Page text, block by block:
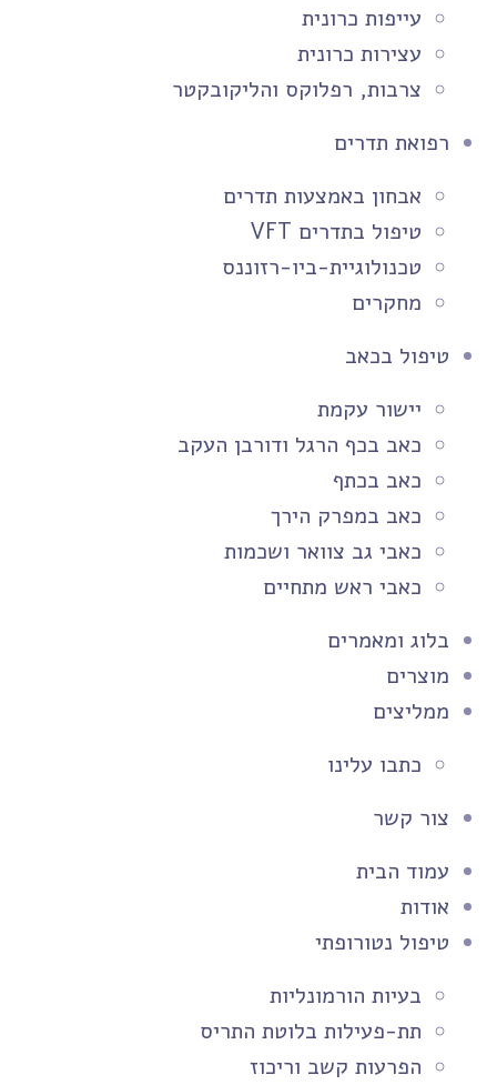
עייפות כרונית
עצירות כרונית
צרבות, רפלוקס והליקובקטר
רפואת תדרים
אבחון באמצעות תדרים
טיפול בתדרים VFT
טכנולוגיית-ביו-רזוננס
מחקרים
טיפול בכאב
יישור עקמת
כאב בכף הרגל ודורבן העקב
כאב בכתף
כאב במפרק הירך
כאבי גב צוואר ושכמות
כאבי ראש מתחיים
בלוג ומאמרים
מוצרים
ממליצים
כתבו עלינו
צור קשר
עמוד הבית
אודות
טיפול נטורופתי
בעיות הורמונליות
תת-פעילות בלוטת התריס
הפרעות קשב וריכוז